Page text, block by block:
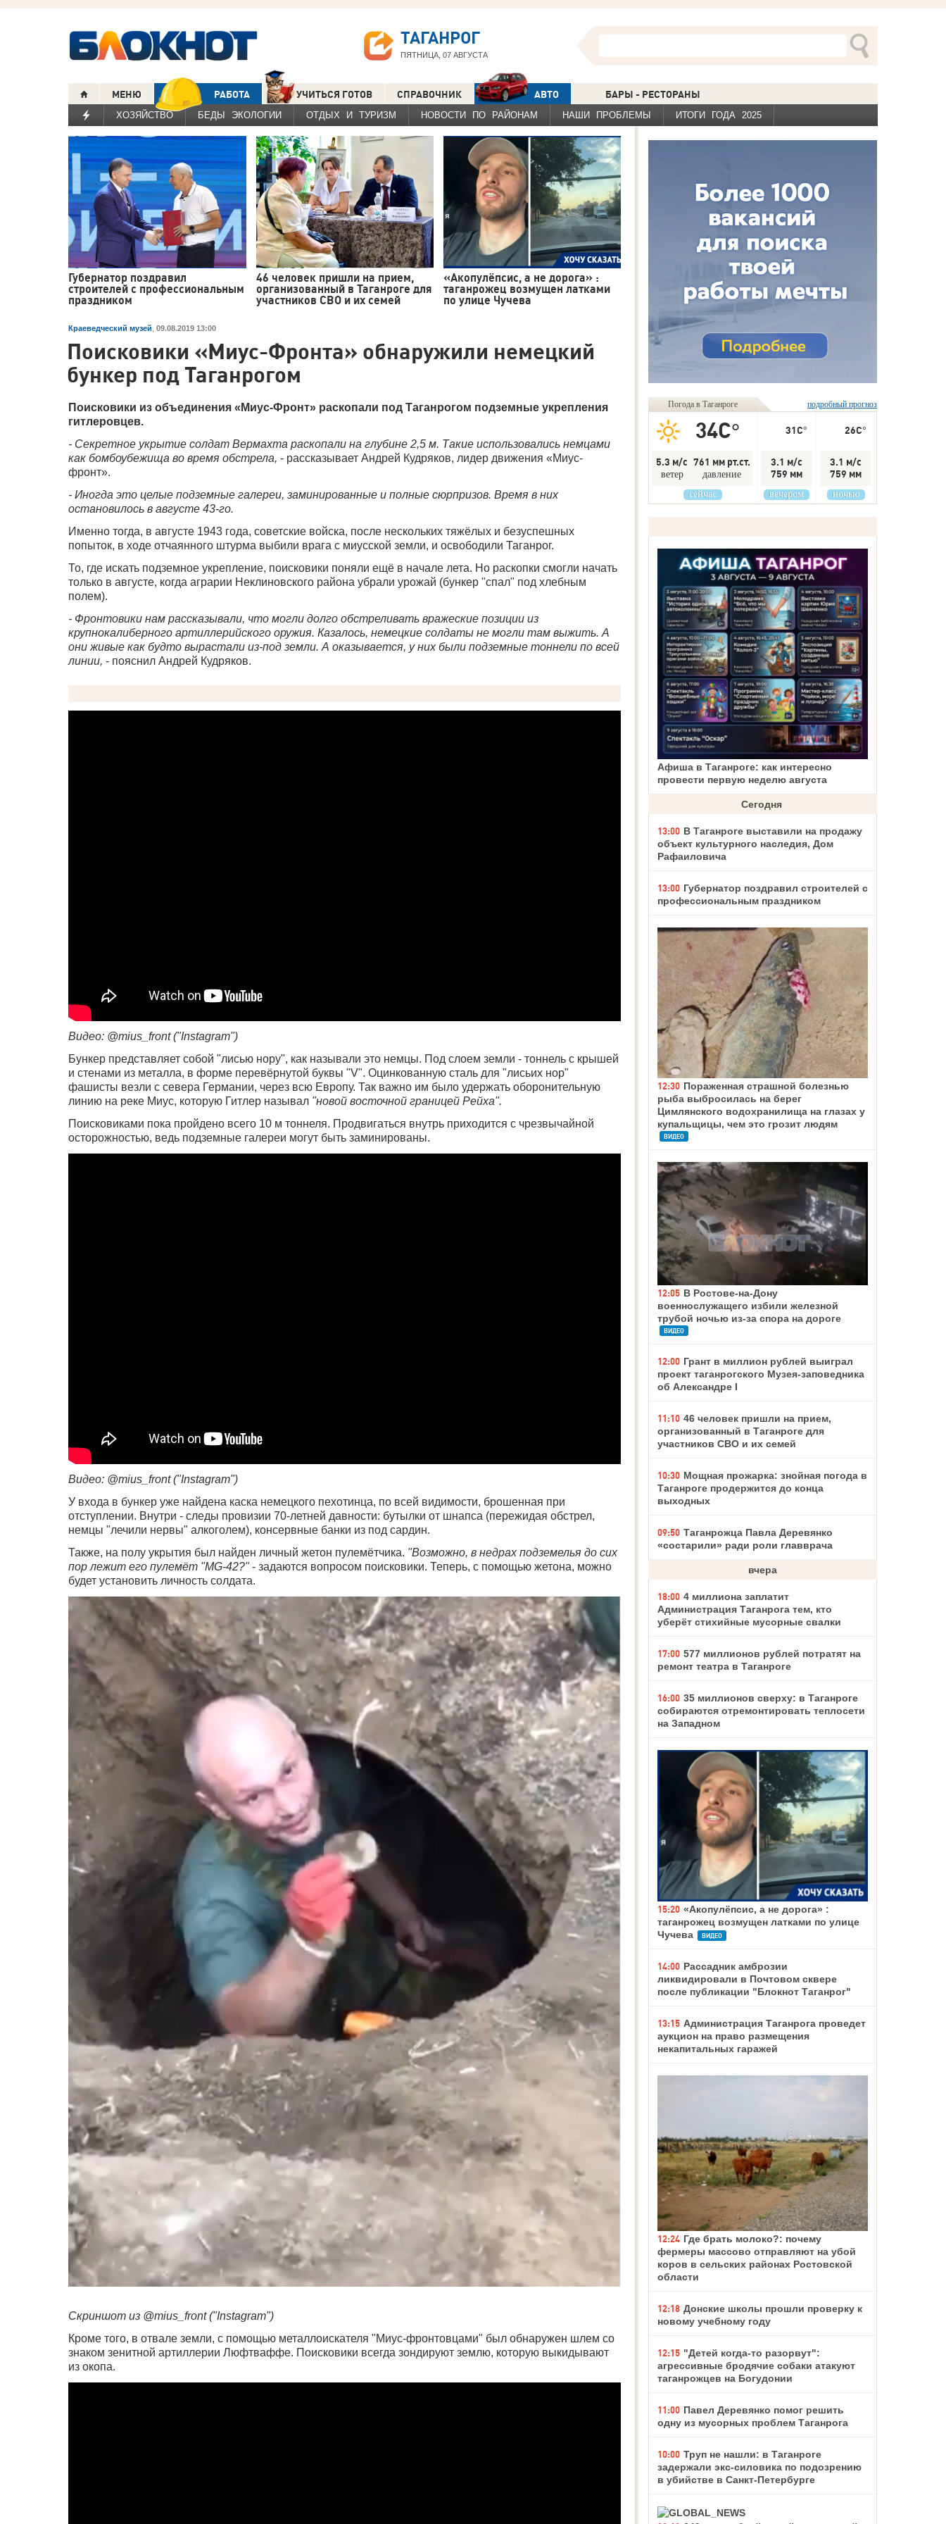
ТАГАНРОГ
ПЯТНИЦА, 07 АВГУСТА
МЕНЮ РАБОТА УЧИТЬСЯ ГОТОВ СПРАВОЧНИК АВТО БАРЫ - РЕСТОРАНЫ
ХОЗЯЙСТВО БЕДЫ ЭКОЛОГИИ ОТДЫХ И ТУРИЗМ НОВОСТИ ПО РАЙОНАМ НАШИ ПРОБЛЕМЫ ИТОГИ ГОДА 2025
Губернатор поздравил
строителей с профессиональным
праздником
46 человек пришли на прием,
организованный в Таганроге для
участников СВО и их семей
«Акопулёпсис, а не дорога» :
таганрожец возмущен латками
по улице Чучева
Краеведческий музей 09.08.2019 13:00
Поисковики «Миус-Фронта» обнаружили немецкий
бункер под Таганрогом
Поисковики из объединения «Миус-Фронт» раскопали под Таганрогом подземные укрепления
гитлеровцев.
- Секретное укрытие солдат Вермахта раскопали на глубине 2,5 м. Такие использовались немцами
как бомбоубежища во время обстрела, - рассказывает Андрей Кудряков, лидер движения «Миус-
фронт».
- Иногда это целые подземные галереи, заминированные и полные сюрпризов. Время в них
остановилось в августе 43-го.
Именно тогда, в августе 1943 года, советские войска, после нескольких тяжёлых и безуспешных
попыток, в ходе отчаянного штурма выбили врага с миусской земли, и освободили Таганрог.
То, где искать подземное укрепление, поисковики поняли ещё в начале лета. Но раскопки смогли начать
только в августе, когда аграрии Неклиновского района убрали урожай (бункер "спал" под хлебным
полем).
- Фронтовики нам рассказывали, что могли долго обстреливать вражеские позиции из
крупнокалиберного артиллерийского оружия. Казалось, немецкие солдаты не могли там выжить. А
они живые как будто вырастали из-под земли. А оказывается, у них были подземные тоннели по всей
линии, - пояснил Андрей Кудряков.
Видео: @mius_front ("Instagram")
Бункер представляет собой "лисью нору", как называли это немцы. Под слоем земли - тоннель с крышей
и стенами из металла, в форме перевёрнутой буквы "V". Оцинкованную сталь для "лисьих нор"
фашисты везли с севера Германии, через всю Европу. Так важно им было удержать оборонительную
линию на реке Миус, которую Гитлер называл "новой восточной границей Рейха".
Поисковиками пока пройдено всего 10 м тоннеля. Продвигаться внутрь приходится с чрезвычайной
осторожностью, ведь подземные галереи могут быть заминированы.
Видео: @mius_front ("Instagram")
У входа в бункер уже найдена каска немецкого пехотинца, по всей видимости, брошенная при
отступлении. Внутри - следы провизии 70-летней давности: бутылки от шнапса (пережидая обстрел,
немцы "лечили нервы" алкоголем), консервные банки из под сардин.
Также, на полу укрытия был найден личный жетон пулемётчика. "Возможно, в недрах подземелья до сих
пор лежит его пулемёт "MG-42?"- задаются вопросом поисковики. Теперь, с помощью жетона, можно
будет установить личность солдата.
Скриншот из @mius_front ("Instagram")
Кроме того, в отвале земли, с помощью металлоискателя "Миус-фронтовцами" был обнаружен шлем со
знаком зенитной артиллерии Люфтваффе. Поисковики всегда зондируют землю, которую выкидывают
из окопа.
Погода в Таганроге подробный прогноз
34C°
5.3 м/с
ветер
761 мм рт.ст.
давление
сейчас
31C°
3.1 м/с
759 мм
вечером
26C°
3.1 м/с
759 мм
ночью
Афиша в Таганроге: как интересно
провести первую неделю августа
Сегодня
13:00 В Таганроге выставили на продажу
объект культурного наследия, Дом
Рафаиловича
13:00 Губернатор поздравил строителей с
профессиональным праздником
12:30 Пораженная страшной болезнью
рыба выбросилась на берег
Цимлянского водохранилища на глазах у
купальщицы, чем это грозит людям
ВИДЕО
12:05 В Ростове-на-Дону
военнослужащего избили железной
трубой ночью из-за спора на дороге
ВИДЕО
12:00 Грант в миллион рублей выиграл
проект таганрогского Музея-заповедника
об Александре I
11:10 46 человек пришли на прием,
организованный в Таганроге для
участников СВО и их семей
10:30 Мощная прожарка: знойная погода в
Таганроге продержится до конца
выходных
09:50 Таганрожца Павла Деревянко
«состарили» ради роли главврача
вчера
18:00 4 миллиона заплатит
Администрация Таганрога тем, кто
уберёт стихийные мусорные свалки
17:00 577 миллионов рублей потратят на
ремонт театра в Таганроге
16:00 35 миллионов сверху: в Таганроге
собираются отремонтировать теплосети
на Западном
15:20 «Акопулёпсис, а не дорога» :
таганрожец возмущен латками по улице
Чучева
ВИДЕО
14:00 Рассадник амброзии
ликвидировали в Почтовом сквере
после публикации "Блокнот Таганрог"
13:15 Администрация Таганрога проведет
аукцион на право размещения
некапитальных гаражей
12:24 Где брать молоко?: почему
фермеры массово отправляют на убой
коров в сельских районах Ростовской
области
12:18 Донские школы прошли проверку к
новому учебному году
12:15 "Детей когда-то разорвут":
агрессивные бродячие собаки атакуют
таганрожцев на Богудонии
11:00 Павел Деревянко помог решить
одну из мусорных проблем Таганрога
10:00 Труп не нашли: в Таганроге
задержали экс-силовика по подозрению
в убийстве в Санкт-Петербурге